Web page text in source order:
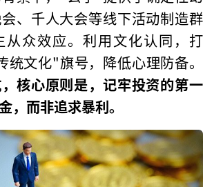
、千人大会等线下活动制造群
从众效应。利用文化认同，打
文化"旗号，降低心理防备。
核心原则是，记牢投资的第一
，而非追求暴利。